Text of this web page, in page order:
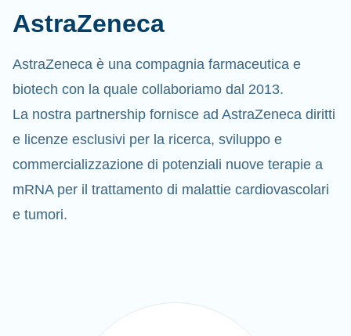
AstraZeneca
AstraZeneca è una compagnia farmaceutica e
biotech con la quale collaboriamo dal 2013.
La nostra partnership fornisce ad AstraZeneca diritti
e licenze esclusivi per la ricerca, sviluppo e
commercializzazione di potenziali nuove terapie a
mRNA per il trattamento di malattie cardiovascolari
e tumori.